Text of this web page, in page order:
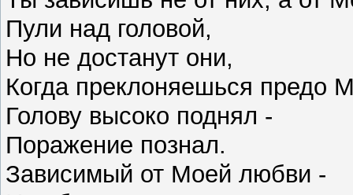
Пули над головой,
Но не достанут они,
Когда преклоняешься предо
Голову высоко поднял -
Поражение познал.
Зависимый от Моей любви -